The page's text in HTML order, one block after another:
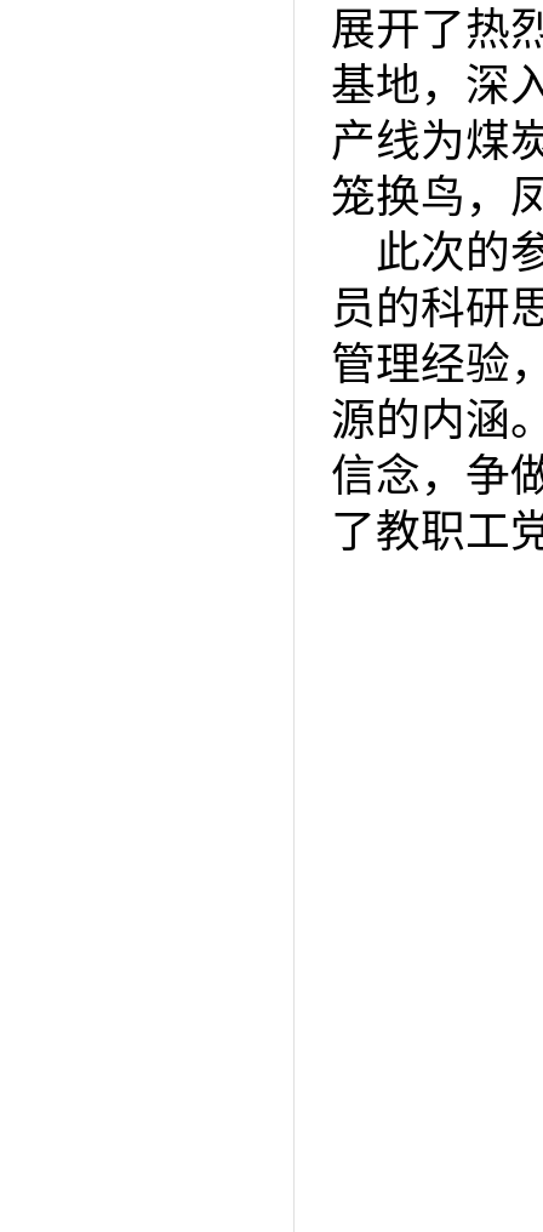
展开了热
基地，深
产线为煤
笼换鸟，
此次的
员的科研
管理经验
源的内涵
信念，争
了教职工